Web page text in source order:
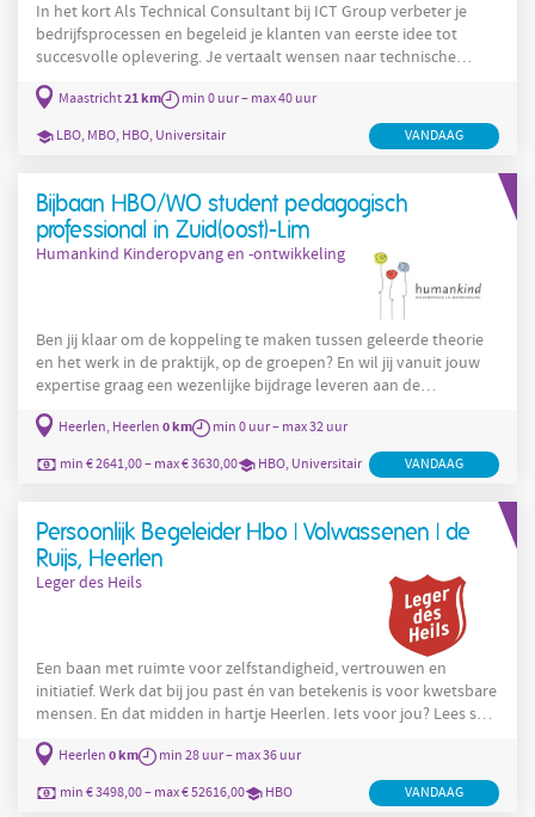
In het kort Als Technical Consultant bij ICT Group verbeter je
bedrijfsprocessen en begeleid je klanten van eerste idee tot
succesvolle oplevering. Je vertaalt wensen naar technische
oplossingen, stelt scope en planning op en bewaakt de
voortgang. Samen met collega’s en externe partners realiseer je
projecten die écht impact maken. Daarnaast draag je bij aan
project- en changemanagement en coach je junior teamleden. Je
Maastricht21 km min 0 uur – max 40 uur
LBO, MBO, HBO, Universitair VANDAAG
Bijbaan HBO/WO student pedagogisch
professional in Zuid(oost)-Lim
Humankind Kinderopvang en -ontwikkeling
Ben jij klaar om de koppeling te maken tussen geleerde theorie
en het werk in de praktijk, op de groepen? En wil jij vanuit jouw
expertise graag een wezenlijke bijdrage leveren aan de
ontwikkeling en veerkracht van de youtuber, bakker, danseres en
astronaut van de toekomst? Kom dan werken als pedagogisch
professional bij Humankind! Wij bieden een mooie,
betekenisvolle (bij)baan bij jou in de buurt. Laat ons weten
werkrooster. Zo
Heerlen, Heerlen 0 km min 0 uur – max 32 uur
min € 2641,00 – max € 3630,00 HBO, Universitair VANDAAG
Persoonlijk Begeleider Hbo | Volwassenen | de
Ruijs, Heerlen
Leger des Heils
Een baan met ruimte voor zelfstandigheid, vertrouwen en
initiatief. Werk dat bij jou past én van betekenis is voor kwetsbare
mensen. En dat midden in hartje Heerlen. Iets voor jou? Lees snel
even verder. Wat ga je doen? Klaar voor verantwoordelijkheid én
vrijheid in hartje Heerlen? Onze beschermde woonvoorziening,
Domus de Ruijs, is een (t)huis voor de meest kwetsbare mensen
in onze samenleving. Onze deelnemers (zo noemen wij onze
Heerlen 0 km min 28 uur – max 36 uur
min € 3498,00 – max € 52616,00 HBO VANDAAG